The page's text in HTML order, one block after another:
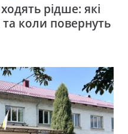
рідше: які
коли повернуть